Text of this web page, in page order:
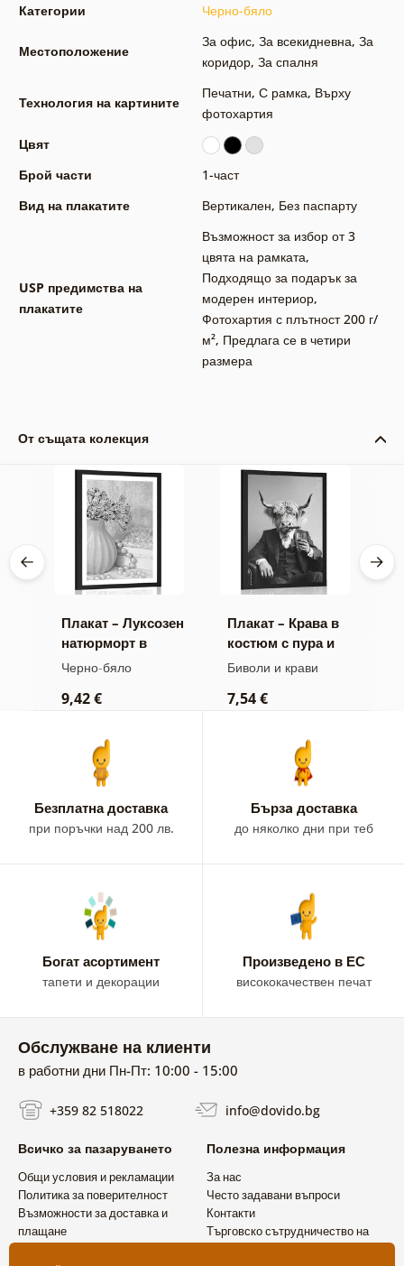
Категории Черно-бяло
Местоположение
За офис, За всекидневна, За
коридор, За спалня
Технология на картините
Печатни, С рамка, Върху
фотохартия
Цвят
Брой части
1-част
Вид на плакатите
Вертикален, Без паспарту
USP предимства на
плакатите
Възможност за избор от 3
цвята на рамката,
Подходящо за подарък за
модерен интериор,
Фотохартия с плътност 200 г/
м², Предлага се в четири
размера
От същата колекция
Плакат – Луксозен
натюрморт в
черно и бяло
Черно-бяло
9,42 €
Плакат – Крава в
костюм с пура и
уиски
Биволи и крави
7,54 €
Безплатна доставка
при поръчки над 200 лв.
Бързa доставка
до няколко дни при теб
Богат асортимент
тапети и декорации
Произведено в ЕС
висококачествен печат
Обслужване на клиенти
в работни дни Пн-Пт: 10:00 - 15:00
+359 82 518022 info@dovido.bg
Всичко за пазаруването
Общи условия и рекламации
Политика за поверителност
Възможности за доставка и
плащане
Полезна информация
За нас
Често задавани въпроси
Контакти
Търговско сътрудничество на